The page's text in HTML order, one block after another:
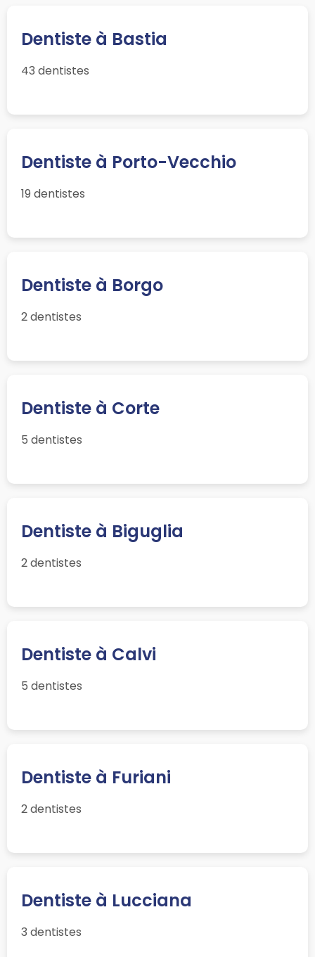
Dentiste à Bastia
43 dentistes
Dentiste à Porto-Vecchio
19 dentistes
Dentiste à Borgo
2 dentistes
Dentiste à Corte
5 dentistes
Dentiste à Biguglia
2 dentistes
Dentiste à Calvi
5 dentistes
Dentiste à Furiani
2 dentistes
Dentiste à Lucciana
3 dentistes